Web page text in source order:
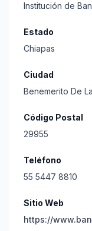
Institución de
Estado
Chiapas
Ciudad
Benemerito De
Código Postal
29955
Teléfono
55 5447 8810
Sitio Web
https://